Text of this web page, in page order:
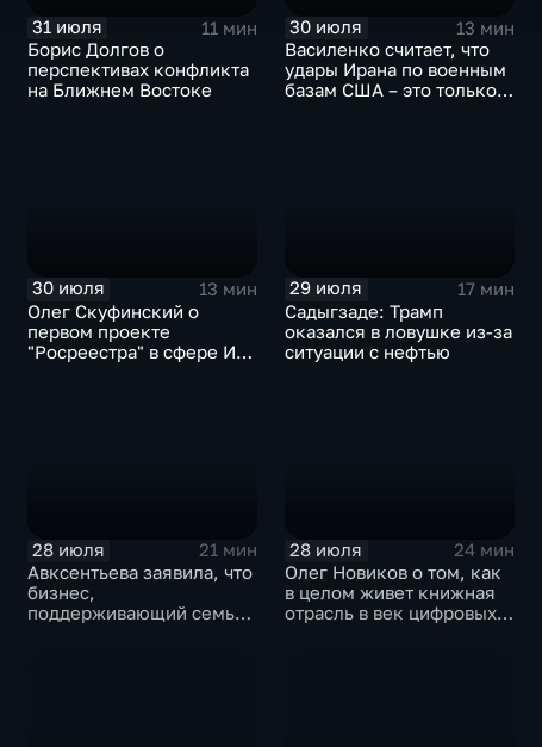
31 июля
11 мин
Борис Долгов о
перспективах конфликта
на Ближнем Востоке
30 июля
13 мин
Василенко считает, что
удары Ирана по военным
базам США – это только
30 июля
13 мин
Олег Скуфинский о
первом проекте
"Росреестра" в сфере ИИ
29 июля
17 мин
Садыгзаде: Трамп
оказался в ловушке из-за
ситуации с нефтью
28 июля
21 мин
Авксентьева заявила, что
бизнес,
поддерживающий семьи,
28 июля
24 мин
Олег Новиков о том, как
в целом живет книжная
отрасль в век цифровых